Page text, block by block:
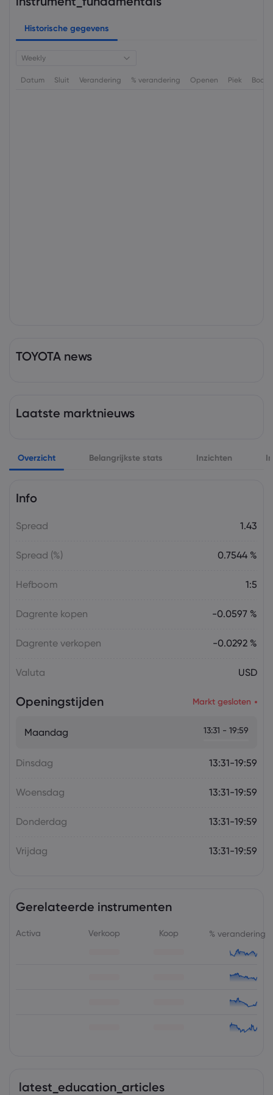
Historische gegevens
Weekly
Datum Sluit Verandering % verandering Openen Piek
TOYOTA news
Laatste marktnieuws
Overzicht Belangrijkste stats Inzichten
Info
Spread 1.43
Spread (%) 0.7544 %
Hefboom 1:5
Dagrente kopen -0.0597 %
Dagrente verkopen -0.0292 %
Valuta USD
Openingstijden Markt gesloten
Maandag 13:31 - 19:59
Dinsdag 13:31-19:59
Woensdag 13:31-19:59
Donderdag 13:31-19:59
Vrijdag 13:31-19:59
Gerelateerde instrumenten
Activa Verkoop Koop % verandering
latest_education_articles